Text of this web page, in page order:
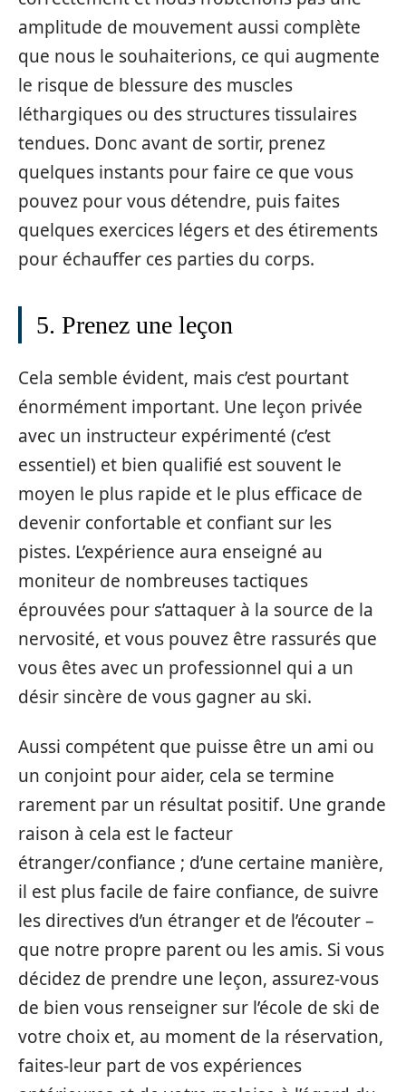
amplitude de mouvement aussi complète
que nous le souhaiterions, ce qui augmente
le risque de blessure des muscles
léthargiques ou des structures tissulaires
tendues. Donc avant de sortir, prenez
quelques instants pour faire ce que vous
pouvez pour vous détendre, puis faites
quelques exercices légers et des étirements
pour échauffer ces parties du corps.
5. Prenez une leçon
Cela semble évident, mais c’est pourtant
énormément important. Une leçon privée
avec un instructeur expérimenté (c’est
essentiel) et bien qualifié est souvent le
moyen le plus rapide et le plus efficace de
devenir confortable et confiant sur les
pistes. L’expérience aura enseigné au
moniteur de nombreuses tactiques
éprouvées pour s’attaquer à la source de la
nervosité, et vous pouvez être rassurés que
vous êtes avec un professionnel qui a un
désir sincère de vous gagner au ski.
Aussi compétent que puisse être un ami ou
un conjoint pour aider, cela se termine
rarement par un résultat positif. Une grande
raison à cela est le facteur
étranger/confiance ; d’une certaine manière,
il est plus facile de faire confiance, de suivre
les directives d’un étranger et de l’écouter –
que notre propre parent ou les amis. Si vous
décidez de prendre une leçon, assurez-vous
de bien vous renseigner sur l’école de ski de
votre choix et, au moment de la réservation,
faites-leur part de vos expériences